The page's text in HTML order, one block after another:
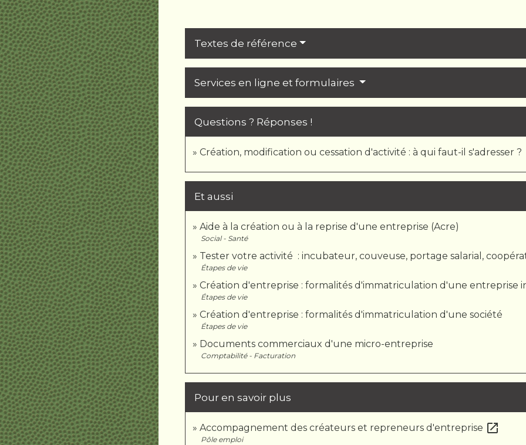
Textes de référence
Services en ligne et formulaires
Questions ? Réponses !
Création, modification ou cessation d'activité : à qui faut-il s'adresser ?
Et aussi
Aide à la création ou à la reprise d'une entreprise (Acre)
Social - Santé
Tester votre activité : incubateur, couveuse, portage salarial,
Étapes de vie
Création d'entreprise : formalités d'immatriculation d'une entreprise
Étapes de vie
Création d'entreprise : formalités d'immatriculation d'une société
Étapes de vie
Documents commerciaux d'une micro-entreprise
Comptabilité - Facturation
Pour en savoir plus
Accompagnement des créateurs et repreneurs d'entreprise open_in_new
Pôle emploi